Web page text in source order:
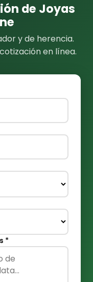
de Joyas
y de herencia.
en línea.
*